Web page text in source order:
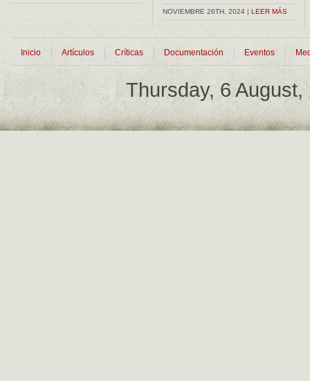
NOVIEMBRE 26TH, 2024 | LEER MÁS
Inicio Artículos Críticas Documentación Eventos
Thursday, 6